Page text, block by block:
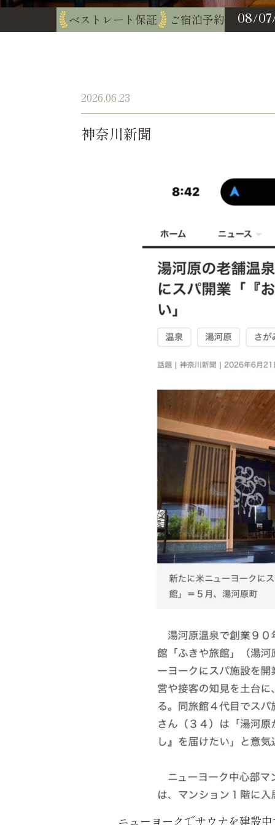
ベストレート保証 ご宿泊予約
2026.06.23
神奈川新聞
ニューヨークでサウナを建設